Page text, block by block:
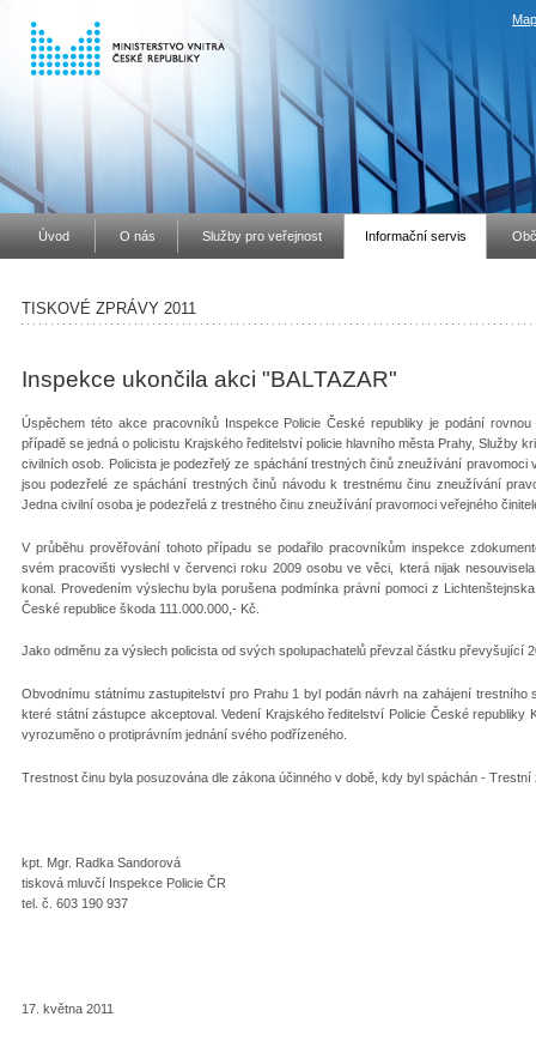
Úvod O nás Služby pro veřejnost Informační servis
TISKOVÉ ZPRÁVY 2011
Inspekce ukončila akci "BALTAZAR"
Úspěchem této akce pracovníků Inspekce Policie České republiky je podání
případě se jedná o policistu Krajského ředitelství policie hlavního města Prahy, Služby
civilních osob. Policista je podezřelý ze spáchání trestných činů zneužívání pravomoci
jsou podezřelé ze spáchání trestných činů návodu k trestnému činu zneužívání
Jedna civilní osoba je podezřelá z trestného činu zneužívání pravomoci veřejného
V průběhu prověřování tohoto případu se podařilo pracovníkům inspekce
svém pracovišti vyslechl v červenci roku 2009 osobu ve věci, která nijak
konal. Provedením výslechu byla porušena podmínka právní pomoci z
České republice škoda 111.000.000,- Kč.
Jako odměnu za výslech policista od svých spolupachatelů převzal částku převyšující
Obvodnímu státnímu zastupitelství pro Prahu 1 byl podán návrh na zahájení
které státní zástupce akceptoval. Vedení Krajského ředitelství Policie České republiky
vyrozuměno o protiprávním jednání svého podřízeného.
Trestnost činu byla posuzována dle zákona účinného v době, kdy byl spáchán - Trestní
kpt. Mgr. Radka Sandorová
tisková mluvčí Inspekce Policie ČR
tel. č. 603 190 937
17. května 2011